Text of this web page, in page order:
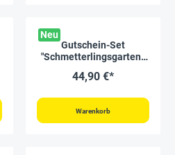
Neu
Gutschein-Set
"Schmetterlingsgarten",
44,90 €*
Warenkorb